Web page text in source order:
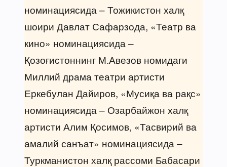
номинациясида – Тожикистон халқ
шоири Давлат Сафарзода, «Театр ва
кино» номинациясида –
Қозоғистоннинг М.Авезов номидаги
Миллий драма театри артисти
Еркебулан Дайиров, «Мусиқа ва рақс»
номинациясида – Озарбайжон халқ
артисти Алим Қосимов, «Тасвирий ва
амалий санъат» номинациясида –
Туркманистон халқ рассоми Бабасари